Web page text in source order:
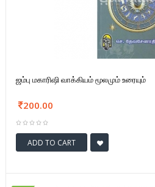
ஜம்பு மகாரிஷி வாக்கியம் மூலமும் உரையும்
200.00
ADD TO CART